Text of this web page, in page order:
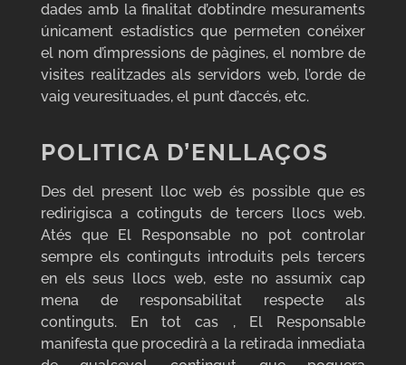
dades amb la finalitat d’obtindre mesuraments
únicament estadístics que permeten conéixer
el nom d’impressions de pàgines, el nombre de
visites realitzades als servidors web, l’orde de
vaig veuresituades, el punt d’accés, etc.
POLITICA D’ENLLAÇOS
Des del present lloc web és possible que es
redirigisca a cotinguts de tercers llocs web.
Atés que El Responsable no pot controlar
sempre els continguts introduits pels tercers
en els seus llocs web, este no assumix cap
mena de responsabilitat respecte als
continguts. En tot cas , El Responsable
manifesta que procedirà a la retirada inmediata